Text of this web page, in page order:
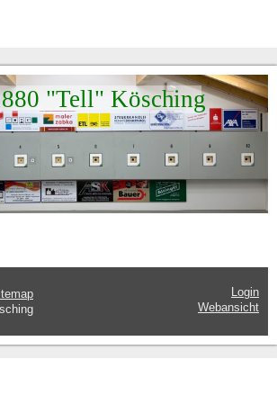
"Tell" Kösching
Login
Webansicht